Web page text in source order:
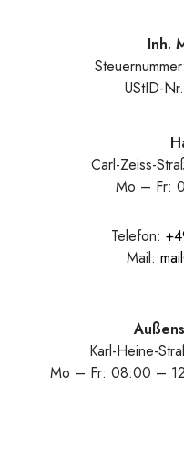
Inh.
UStID-
Carl-Zeiss-
Mo – Fr:
Telefon:
Mail:
Karl-Heine-
Mo – Fr: 08:00 –